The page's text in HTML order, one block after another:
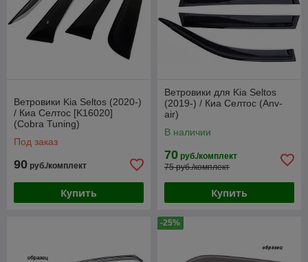
Ветровики Kia Seltos (2020-)
/ Киа Селтос [K16020]
(Cobra Tuning)
Под заказ
90 руб./комплект
Купить
Ветровики для Kia Seltos
(2019-) / Киа Селтос (Anv-
air)
В наличии
70 руб./комплект
75 руб./комплект
Купить
-25%